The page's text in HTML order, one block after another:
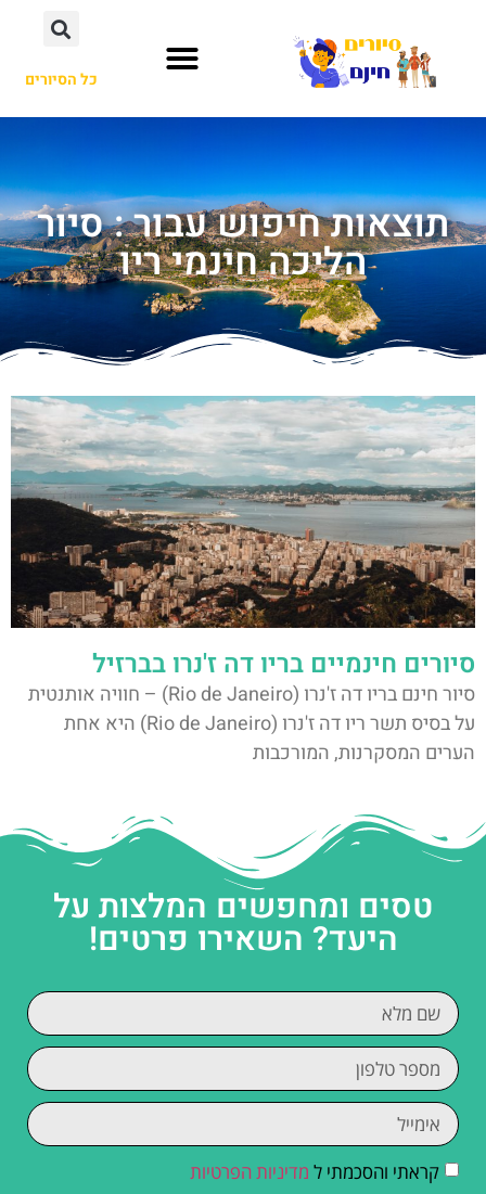
כל הסיורים
תוצאות חיפוש עבור : סיור
הליכה חינמי ריו
סיורים חינמיים בריו דה ז'נרו בברזיל
סיור חינם בריו דה ז'נרו (Rio de Janeiro) – חוויה אותנטית
על בסיס תשר ריו דה ז'נרו (Rio de Janeiro) היא אחת
הערים המסקרנות, המורכבות
טסים ומחפשים המלצות על
היעד? השאירו פרטים!
קראתי והסכמתי ל מדיניות הפרטיות